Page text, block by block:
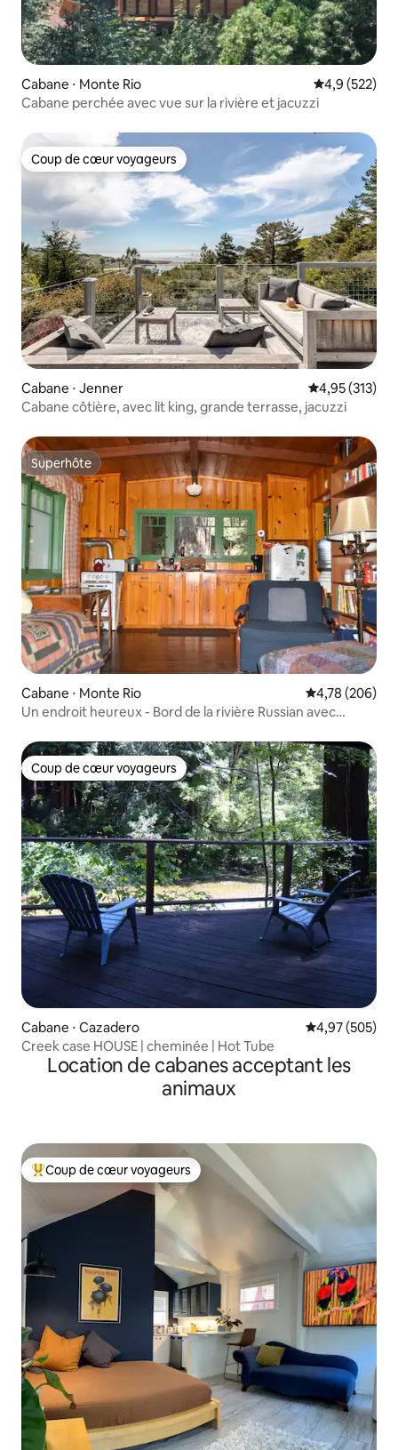
Cabane ⋅ Monte Rio Évaluation
4,9 (522)
Cabane perchée avec vue sur la rivière et jacuzzi
Coup de cœur voyageurs
Coup de cœur voyageurs
Cabane ⋅ Jenner Évaluation
4,95 (313)
Cabane côtière, avec lit king, grande terrasse, jacuzzi
Superhôte
Superhôte
Cabane ⋅ Monte Rio Évaluation
4,78 (206)
Un endroit heureux - Bord de la rivière Russian avec
Coup de cœur voyageurs
Coup de cœur voyageurs
Cabane ⋅ Cazadero Évaluation
4,97 (505)
Creek case HOUSE | cheminée | Hot Tube
Location de cabanes acceptant les
animaux
Coups de cœur voyageurs les plus appréciés
Coup de cœur voyageurs